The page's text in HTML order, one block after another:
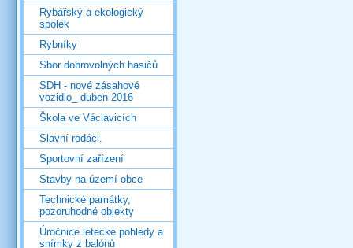
Rybářský a ekologický
spolek
Rybníky
Sbor dobrovolných hasičů
SDH - nové zásahové
vozidlo_ duben 2016
Škola ve Václavicích
Slavní rodáci.
Sportovní zařízení
Stavby na území obce
Technické památky,
pozoruhodné objekty
Úročnice letecké pohledy a
snímky z balónů